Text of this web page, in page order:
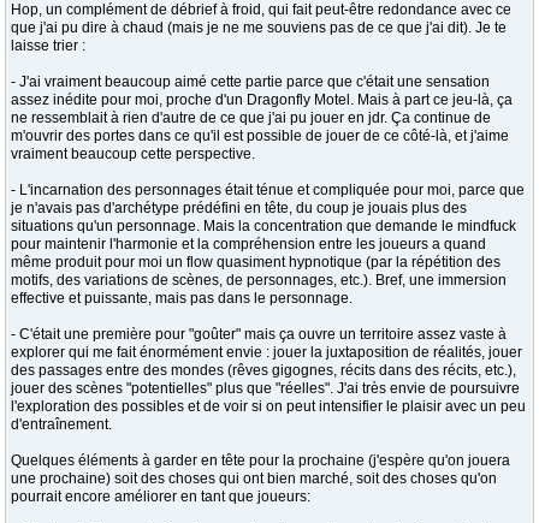
Hop, un complément de débrief à froid, qui fait peut-être redondance avec ce
que j'ai pu dire à chaud (mais je ne me souviens pas de ce que j'ai dit). Je te
laisse trier :
- J'ai vraiment beaucoup aimé cette partie parce que c'était une sensation
assez inédite pour moi, proche d'un Dragonfly Motel. Mais à part ce jeu-là, ça
ne ressemblait à rien d'autre de ce que j'ai pu jouer en jdr. Ça continue de
m'ouvrir des portes dans ce qu'il est possible de jouer de ce côté-là, et j'aime
vraiment beaucoup cette perspective.
- L'incarnation des personnages était ténue et compliquée pour moi, parce que
je n'avais pas d'archétype prédéfini en tête, du coup je jouais plus des
situations qu'un personnage. Mais la concentration que demande le mindfuck
pour maintenir l'harmonie et la compréhension entre les joueurs a quand
même produit pour moi un flow quasiment hypnotique (par la répétition des
motifs, des variations de scènes, de personnages, etc.). Bref, une immersion
effective et puissante, mais pas dans le personnage.
- C'était une première pour "goûter" mais ça ouvre un territoire assez vaste à
explorer qui me fait énormément envie : jouer la juxtaposition de réalités, jouer
des passages entre des mondes (rêves gigognes, récits dans des récits, etc.),
jouer des scènes "potentielles" plus que "réelles". J'ai très envie de poursuivre
l'exploration des possibles et de voir si on peut intensifier le plaisir avec un peu
d'entraînement.
Quelques éléments à garder en tête pour la prochaine (j'espère qu'on jouera
une prochaine) soit des choses qui ont bien marché, soit des choses qu'on
pourrait encore améliorer en tant que joueurs: